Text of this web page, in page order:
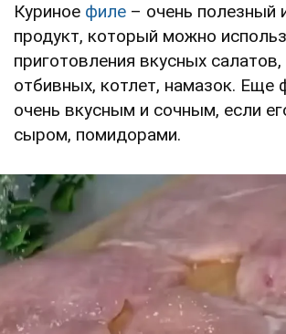
Куриное филе – очень полезный
продукт, который можно
приготовления вкусных
отбивных, котлет, намазок. Еще
очень вкусным и сочным, если
сыром, помидорами.